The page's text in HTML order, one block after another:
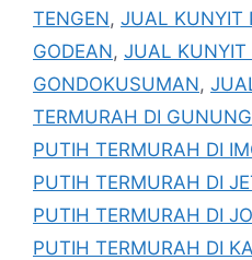
TENGEN, JUAL KUNYIT
GODEAN, JUAL KUNYIT
GONDOKUSUMAN,
TERMURAH DI
PUTIH TERMURAH DI
PUTIH TERMURAH DI
PUTIH TERMURAH DI
PUTIH TERMURAH DI